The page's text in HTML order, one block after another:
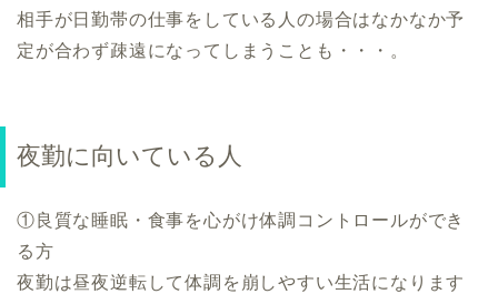
相手が日勤帯の仕事をしている人の場合はなかなか予
定が合わず疎遠になってしまうことも・・・。
夜勤に向いている人
①良質な睡眠・食事を心がけ体調コントロールができ
る方
夜勤は昼夜逆転して体調を崩しやすい生活になります